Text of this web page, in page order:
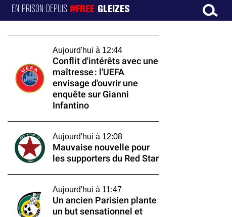
EN PRISON DEPUIS#FREE GLEIZES
Aujourd'hui à 12:44
Conflit d'intérêts avec une
maîtresse : l'UEFA
envisage d'ouvrir une
enquête sur Gianni
Infantino
Aujourd'hui à 12:08
Mauvaise nouvelle pour
les supporters du Red Star
Aujourd'hui à 11:47
Un ancien Parisien plante
un but sensationnel et